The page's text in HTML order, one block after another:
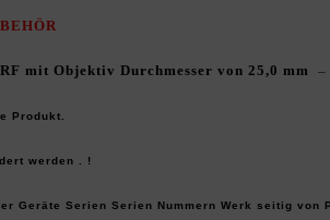
mit Objektiv Durchmesser von 25,0 mm –
Produkt.
werden . !
Geräte Serien Serien Nummern Werk seitig von